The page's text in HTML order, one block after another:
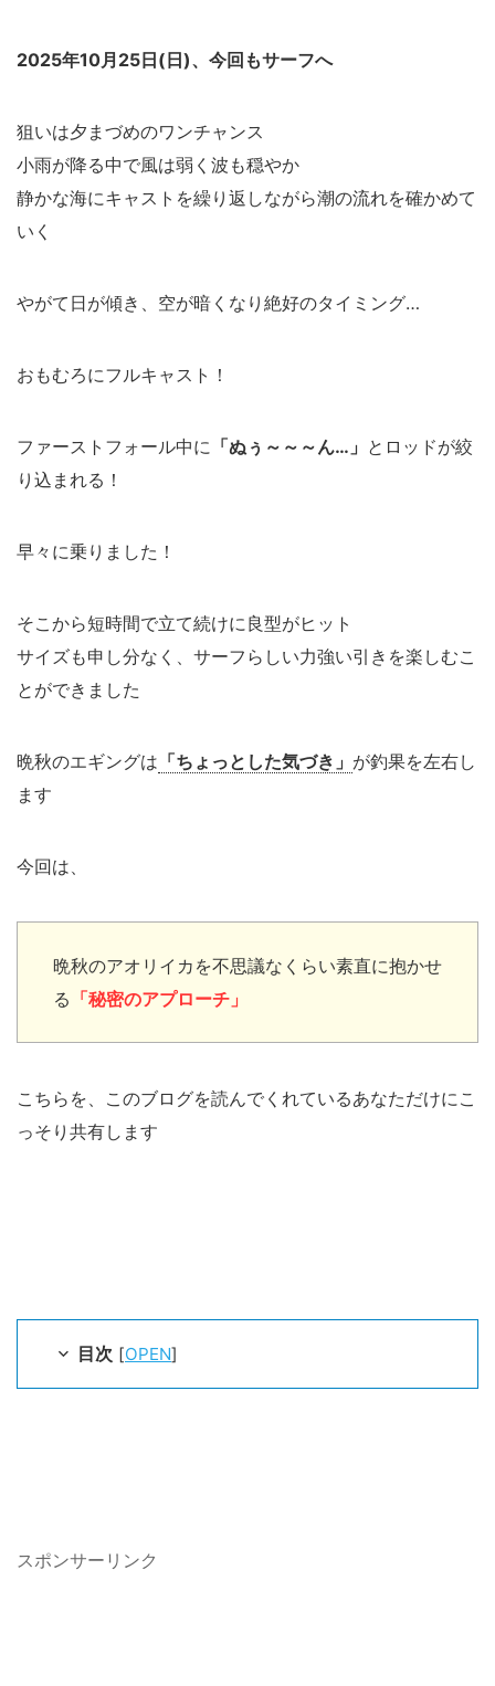
2025年10月25日(日)、今回もサーフへ
狙いは夕まづめのワンチャンス
小雨が降る中で風は弱く波も穏やか
静かな海にキャストを繰り返しながら潮の流れを確かめて
いく
やがて日が傾き、空が暗くなり絶好のタイミング…
おもむろにフルキャスト！
ファーストフォール中に 「ぬぅ～～～ん…」 とロッドが絞
り込まれる！
早々に乗りました！
そこから短時間で立て続けに良型がヒット
サイズも申し分なく、サーフらしい力強い引きを楽しむこ
とができました
晩秋のエギングは 「ちょっとした気づき」 が釣果を左右し
ます
今回は、
晩秋のアオリイカを不思議なくらい素直に抱かせ
る 「秘密のアプローチ」
こちらを、このブログを読んでくれているあなただけにこ
っそり共有します
目次 [OPEN]
スポンサーリンク